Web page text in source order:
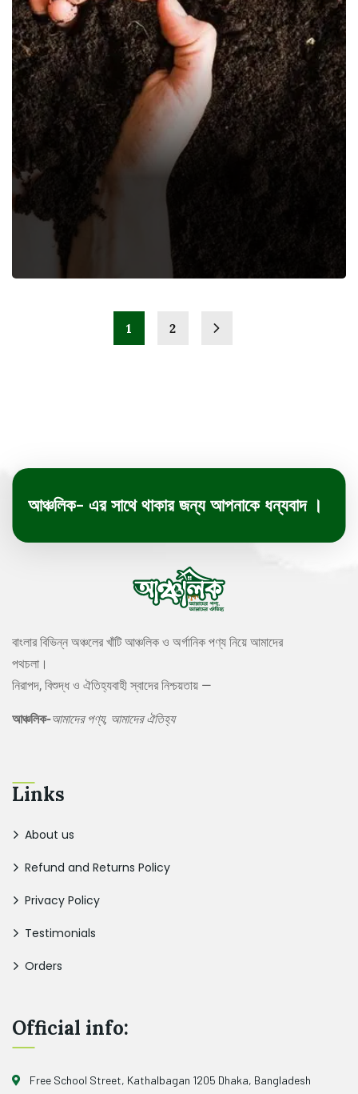
Organic Fertilizers
1 2
আঞ্চলিক- এর সাথে থাকার জন্য আপনাকে ধন্যবাদ ।
বাংলার বিভিন্ন অঞ্চলের খাঁটি আঞ্চলিক ও অর্গানিক পণ্য নিয়ে আমাদের
পথচলা।
নিরাপদ, বিশুদ্ধ ও ঐতিহ্যবাহী স্বাদের নিশ্চয়তায় —
আঞ্চলিক-আমাদের পণ্য, আমাদের ঐতিহ্য
Links
About us
Refund and Returns Policy
Privacy Policy
Testimonials
Orders
Official info:
Free School Street, Kathalbagan 1205 Dhaka, Bangladesh